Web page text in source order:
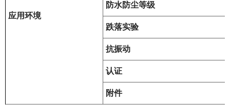
应用环境
防水防尘等级
跌落实验
抗振动
认证
附件